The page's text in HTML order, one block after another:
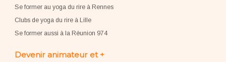
Se former au yoga du rire à Rennes
Clubs de yoga du rire à Lille
Se former aussi à la Réunion 974
Devenir animateur et +